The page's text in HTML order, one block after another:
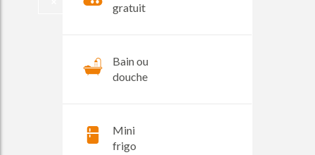
gratuit
Bain ou
douche
Mini
frigo